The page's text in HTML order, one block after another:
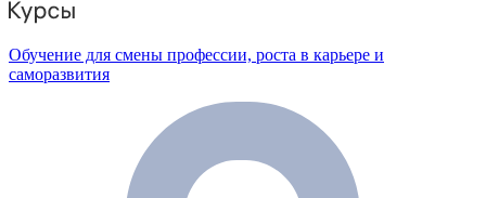
Обучение для смены профессии, роста в карьере и
саморазвития